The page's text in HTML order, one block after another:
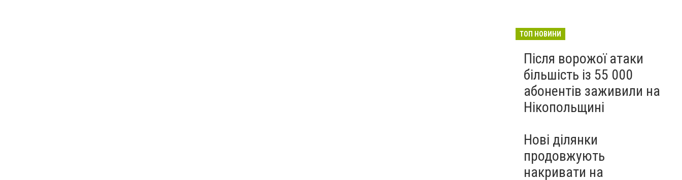
ТОП НОВИНИ
Після ворожої атаки
більшість із 55 000
абонентів заживили на
Нікопольщині
Нові ділянки
продовжують
накривати на